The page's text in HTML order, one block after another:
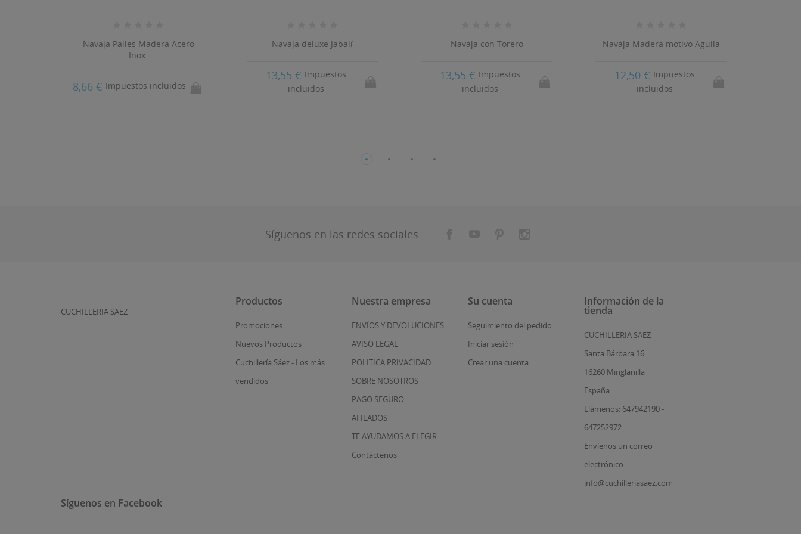
Navaja Palles Madera Acero
Inox.
8,66 € Impuestos incluidos
Navaja deluxe Jabalí
13,55 € Impuestos
incluidos
Navaja con Torero
13,55 € Impuestos
incluidos
Navaja Madera motivo Aguila
12,50 € Impuestos
incluidos
Síguenos en las redes sociales
CUCHILLERIA SAEZ
Productos
Promociones
Nuevos Productos
Cuchillería Sáez - Los más
vendidos
Nuestra empresa
ENVÍOS Y DEVOLUCIONES
AVISO LEGAL
POLITICA PRIVACIDAD
SOBRE NOSOTROS
PAGO SEGURO
AFILADOS
TE AYUDAMOS A ELEGIR
Contáctenos
Su cuenta
Seguimiento del pedido
Iniciar sesión
Crear una cuenta
Información de la
tienda
CUCHILLERIA SAEZ
Santa Bárbara 16
16260 Minglanilla
España
Llámenos: 647942190 -
647252972
Envíenos un correo
electrónico:
info@cuchilleriasaez.com
Síguenos en Facebook